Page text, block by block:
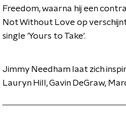
Freedom, waarna hij een
Not Without Love op
single 'Yours to Take'.
Jimmy Needham laat zich
Lauryn Hill, Gavin DeGraw,